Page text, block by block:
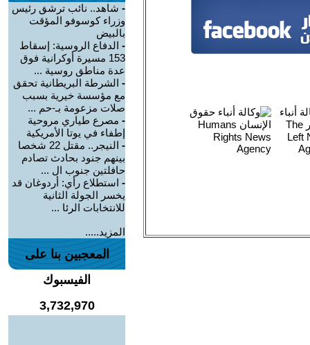
- شاهد.. نائب ترشق رئيس
وزراء كوسوفو المؤقت
بالبيض
- الدفاع الروسية: إسقاط
153 مسيرة أوكرانية فوق
عدة مناطق روسية ...
- الشرطة البريطانية تحقق
مع مؤسسة خيرية بسبب
صلات مزعومة بـ-حم ...
- مصرع طياري مروحية
إطفاء في يوتا الأمريكية
-
النيجر.. مقتل 22 شخصا
بينهم جنود بحادث تصادم
حافلتين جنوب ال ...
- استطلاع رأي: أردوغان قد
يخسر الجولة الثانية
للانتخابات الرئا ...
المزيد.....
المعجبين بنا على
الفيسبوك
3,732,970